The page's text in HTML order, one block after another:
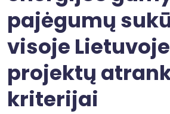
pajėgumų
visoje
projektų
kriterijai